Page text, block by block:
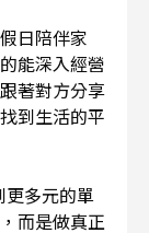
日陪伴家
能深入經營
著對方分享
到生活的平
多元的單
而是做真正